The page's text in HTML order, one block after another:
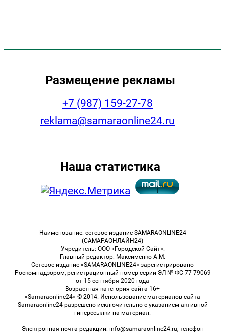
Размещение рекламы
+7 (987) 159-27-78
reklama@samaraonline24.ru
Наша статистика
Наименование: сетевое издание SAMARAONLINE24
(САМАРАОНЛАЙН24)
Учредитель: ООО «Городской Сайт».
Главный редактор: Максименко А.М.
Сетевое издание «SAMARAONLINE24» зарегистрировано
Роскомнадзором, регистрационный номер серии ЭЛ № ФС 77-79069
от 15 сентября 2020 года
Возрастная категория сайта 16+
«Samaraonline24» © 2014. Использование материалов сайта
Samaraonline24 разрешено исключительно с указанием активной
гиперссылки на материал.
Электронная почта редакции: info@samaraonline24.ru, телефон